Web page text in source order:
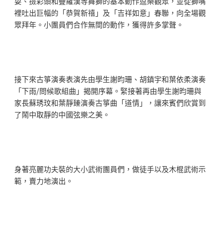
裡吐出巨幅的「恭賀新禧」及「吉祥如意」春聯，向全場觀
眾拜年。小團員們合作無間的動作，獲得許多掌聲。
接下來古箏演奏表演先由學生謝昀珊、胡鎮宇和葉依柔演奏
「下雨/問候歌組曲」揭開序幕。緊接著再由學生謝昀珊與
家長蘇琇玟和葉靜臻演奏古箏曲「道情」，讓來賓們欣賞到
了鬧中取靜的中國弦樂之美。
身著亮麗功夫裝的大小武術團員們，做徒手以及木棍武術示
範，賣力地演出。